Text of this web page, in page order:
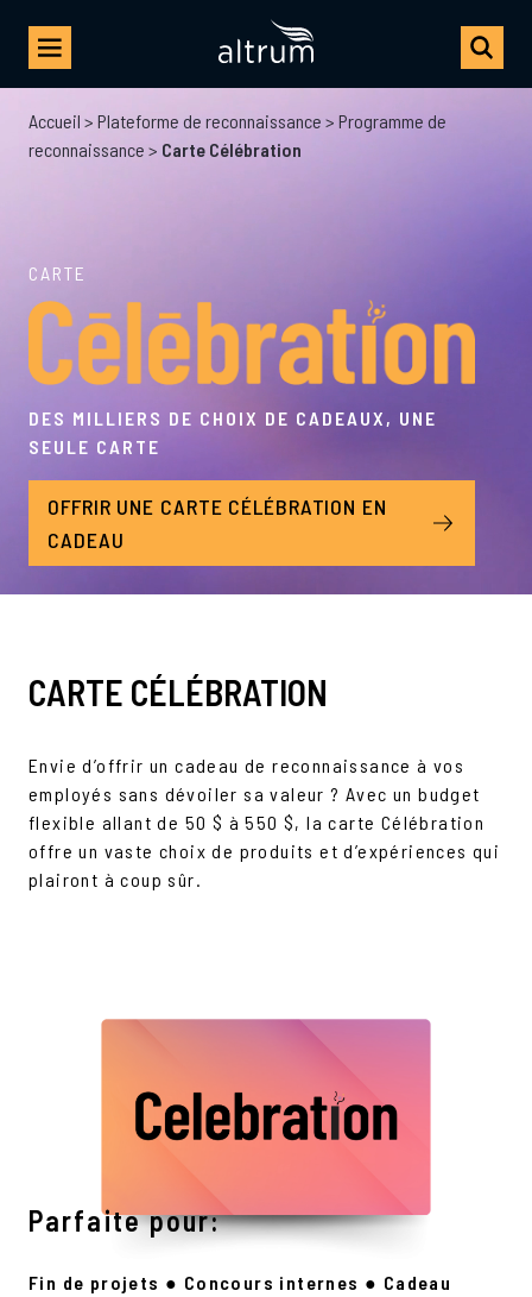
Accueil > Plateforme de reconnaissance > Programme de
reconnaissance > Carte Célébration
CARTE
DES MILLIERS DE CHOIX DE CADEAUX, UNE
SEULE CARTE
OFFRIR UNE CARTE CÉLÉBRATION EN
CADEAU
CARTE CÉLÉBRATION
Envie d’offrir un cadeau de reconnaissance à vos
employés sans dévoiler sa valeur ? Avec un budget
flexible allant de 50 $ à 550 $, la carte Célébration
offre un vaste choix de produits et d’expériences qui
plairont à coup sûr.
Parfaite pour:
Fin de projets ● Concours internes ● Cadeau